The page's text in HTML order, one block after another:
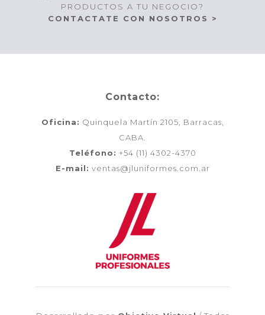
PRODUCTOS A TU NEGOCIO?
CONTACTATE CON NOSOTROS >
Contacto:
Oficina: Quinquela Martín 2105, Barracas,
CABA.
Teléfono: +54 (11) 4302-4370
E-mail: ventas@jluniformes.com.ar